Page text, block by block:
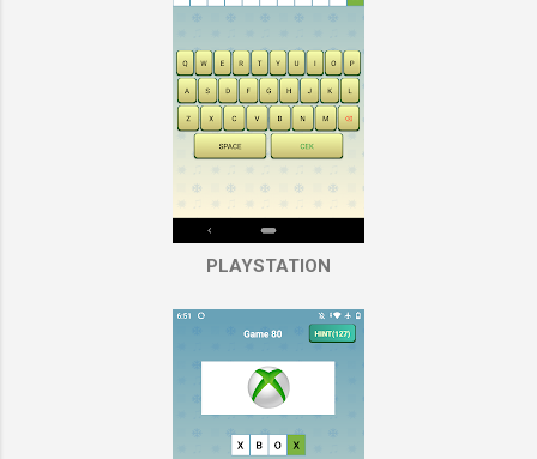
PLAYSTATION